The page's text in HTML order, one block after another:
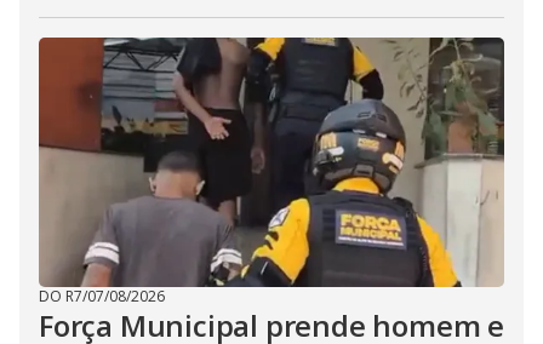
DO R7/07/08/2026
Força Municipal prende homem e